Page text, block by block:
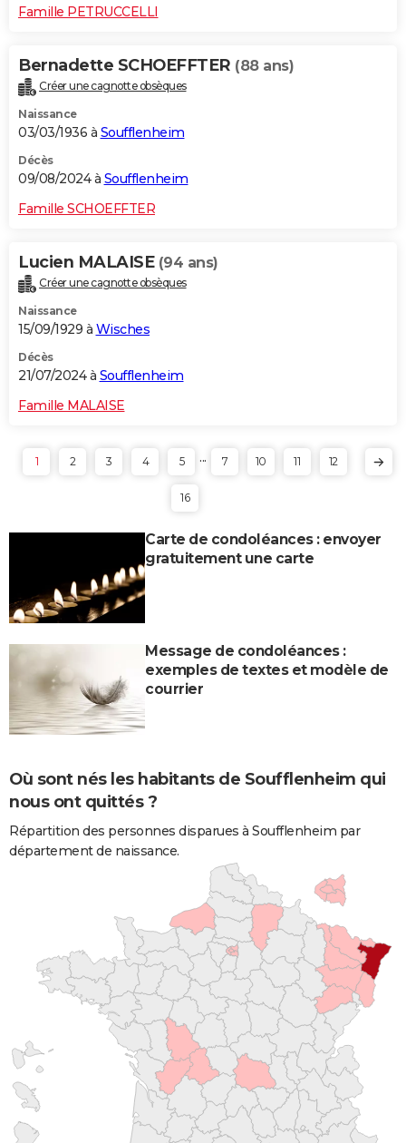
Famille PETRUCCELLI
Bernadette SCHOEFFTER (88 ans)
Créer une cagnotte obsèques
Naissance
03/03/1936 à Soufflenheim
Décès
09/08/2024 à Soufflenheim
Famille SCHOEFFTER
Lucien MALAISE (94 ans)
Créer une cagnotte obsèques
Naissance
15/09/1929 à Wisches
Décès
21/07/2024 à Soufflenheim
Famille MALAISE
1 2 3 4 5 ... 7 10 11 12
16
Carte de condoléances : envoyer
gratuitement une carte
Message de condoléances :
exemples de textes et modèle de
courrier
Où sont nés les habitants de Soufflenheim qui
nous ont quittés ?
Répartition des personnes disparues à Soufflenheim par
département de naissance.